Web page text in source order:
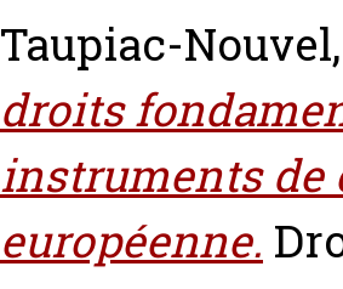
Taupiac-
droits
instruments de
européenne.